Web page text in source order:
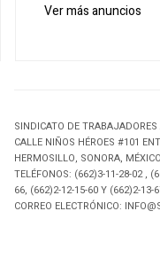
Ver más anuncios
SINDICATO DE
CALLE NIÑOS HÉROES #101
HERMOSILLO, SONORA, MÉXICO
TELÉFONOS: (662)3-11-28-02 ,
66, (662)2-12-15-60 Y (662)2-13-
CORREO ELECTRÓNICO: